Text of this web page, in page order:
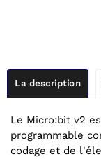
La description
Le Micro:bit v2
programmable
codage et de